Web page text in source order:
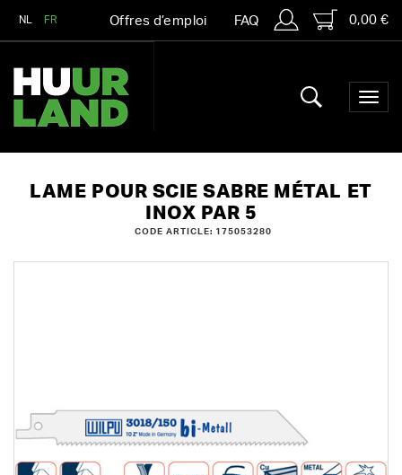
NL FR Offres d’emploi FAQ 0,00 €
LAME POUR SCIE SABRE MÉTAL ET
INOX PAR 5
CODE ARTICLE: 175053280